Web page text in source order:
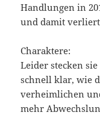
Handlungen in
und damit
Charaktere:
Leider stecken
schnell klar, wie
verheimlichen
mehr